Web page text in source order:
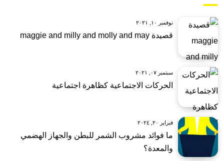
نوفمبر ١٠, ٢٠٢١
قصيدة maggie and milly and molly and may
سبتمبر ٠٧, ٢٠٢١
الحركات الاجتماعية كظاهرة اجتماعية
فبراير ٢٠, ٢٠٢٤
ما فوائد مشروب الشمر للبطن والجهاز الهضمي
والمعدة؟